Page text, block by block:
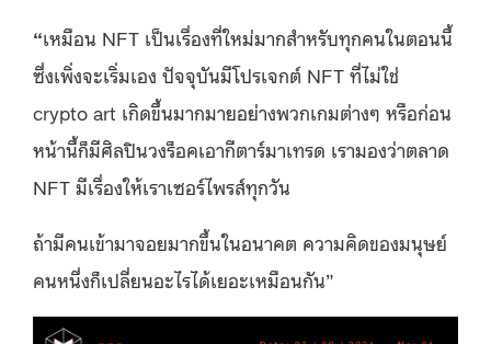
“เหมือน NFT เป็นเรื่องที่ใหม่มากสำหรับทุกคนในตอนนี้
ซึ่งเพิ่งจะเริ่มเอง ปัจจุบันมีโปรเจกต์ NFT ที่ไม่ใช่
crypto art เกิดขึ้นมากมายอย่างพวกเกมต่างๆ หรือก่อน
หน้านี้ก็มีศิลปินวงร็อคเอากีตาร์มาเทรด เรามองว่าตลาด
NFT มีเรื่องให้เราเซอร์ไพรส์ทุกวัน
ถ้ามีคนเข้ามาจอยมากขึ้นในอนาคต ความคิดของมนุษย์
คนหนึ่งก็เปลี่ยนอะไรได้เยอะเหมือนกัน”